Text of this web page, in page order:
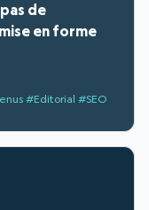
de
en forme
#Editorial #SEO